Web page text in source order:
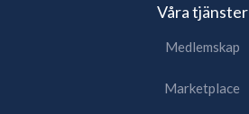
Våra tjänster
Medlemskap
Marketplace